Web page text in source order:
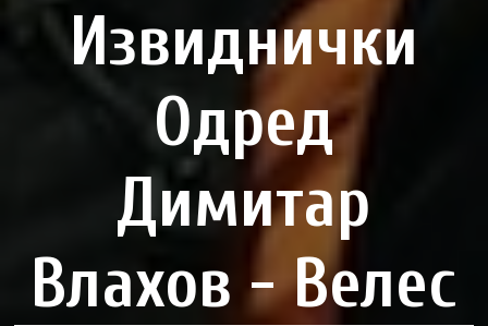
Извиднички
Одред
Димитар
Влахов - Велес